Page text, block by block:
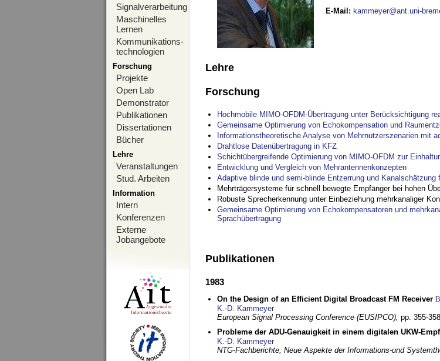
Signalverarbeitung
Maschinelles
Lernen
Kommunikations-
technologien
Forschung
Projekte
Open Lab
Demonstrator
Publikationen
Dissertationen
Bücher
Lehre
Veranstaltungen
Stud. Arbeiten
Information
Intern
Konferenzen
Externe
Jobangebote
E-Mail : kammeyer@ant.uni-
Lehre
Forschung
Hochmobile MIMO-OFDM-Übertragung unter Berücksichtigung
Gemeinsame Optimierung von Echokompensation und
Informationstheoretische Analyse von Mehrnutzerszenarien mit
Drahtlose Datenübertragung in KFZ
Schichtübergreifende Optimierung von MIMO-OFDM zur
Entwicklung und Vergleich von Mehrantennenkonzepten
Adaptive blinde und semi-blinde Entzerrung und
Mehrträgersysteme für schnell bewegte Empfänger bei hohen
Robuste Sprecherkennung unter Einbeziehung mehrkanaliger
Gemeinsame Optimierung von Echokompensatoren und
Sprachübertragung
Publikationen
1983
On the Design of an Efficient Digital Broadcast FM Receiver
K.-D. Kammeyer
European Signal Processing Conference (EUSIPCO), pp. 355-
Probleme der ADU-Genauigkeit in einem digitalen UKW-
K.-D. Kammeyer
NTG-Fachberichte, Neue Aspekte der Informations-und